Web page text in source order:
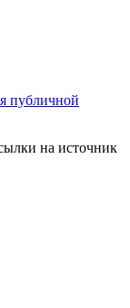
публичной
на источник